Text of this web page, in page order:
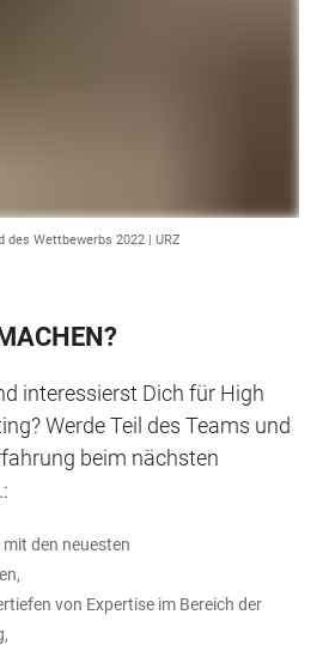
des Wettbewerbs 2022 | URZ
interessierst Dich für High
Werde Teil des Teams und
beim nächsten
den neuesten
von Expertise im Bereich der